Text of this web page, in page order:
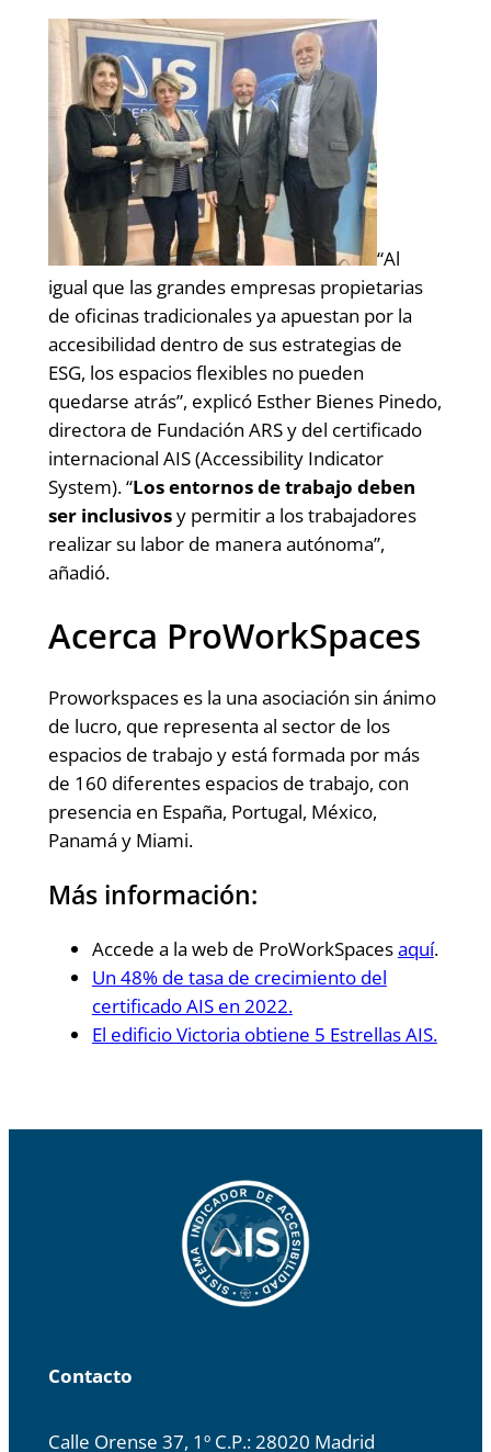
“Al
igual que las grandes empresas propietarias
de oficinas tradicionales ya apuestan por la
accesibilidad dentro de sus estrategias de
ESG, los espacios flexibles no pueden
quedarse atrás”, explicó Esther Bienes Pinedo,
directora de Fundación ARS y del certificado
internacional AIS (Accessibility Indicator
System). “Los entornos de trabajo deben
ser inclusivosy permitir a los trabajadores
realizar su labor de manera autónoma”,
añadió.
Acerca ProWorkSpaces
Proworkspaces es la una asociación sin ánimo
de lucro, que representa al sector de los
espacios de trabajo y está formada por más
de 160 diferentes espacios de trabajo, con
presencia en España, Portugal, México,
Panamá y Miami.
Más información:
Accede a la web de ProWorkSpacesaquí.
Un 48% de tasa de crecimiento del
certificado AIS en 2022.
El edificio Victoria obtiene 5 Estrellas AIS.
Contacto
Calle Orense 37, 1º C.P.: 28020 Madrid